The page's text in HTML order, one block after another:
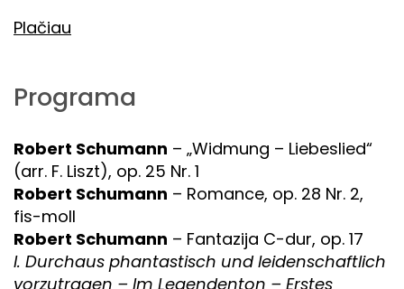
Plačiau
Programa
Robert Schumann – „Widmung – Liebeslied“
(arr. F. Liszt), op. 25 Nr. 1
Robert Schumann – Romance, op. 28 Nr. 2,
fis-moll
Robert Schumann – Fantazija C-dur, op. 17
I. Durchaus phantastisch und leidenschaftlich
vorzutragen – Im Legendenton – Erstes